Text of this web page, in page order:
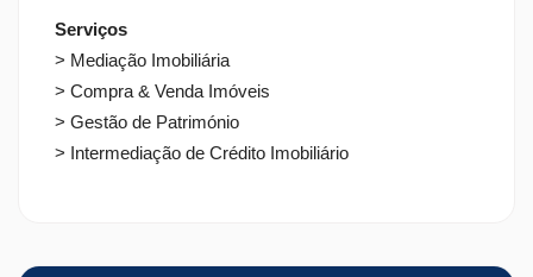
Serviços
> Mediação Imobiliária
> Compra & Venda Imóveis
> Gestão de Património
> Intermediação de Crédito Imobiliário